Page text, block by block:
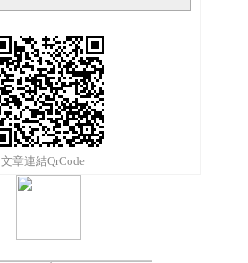
文章連結QrCode